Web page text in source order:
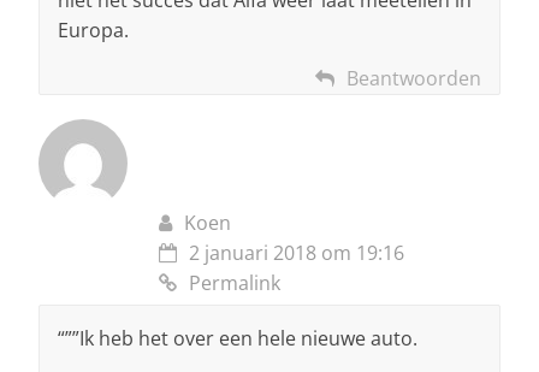
Europa.
Beantwoorden
Koen
2 januari 2018 om 19:16
Permalink
“””Ik heb het over een hele nieuwe auto.